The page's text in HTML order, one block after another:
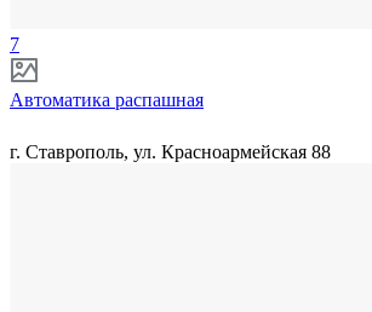
7
Автоматика распашная
г. Ставрополь, ул. Красноармейская 88